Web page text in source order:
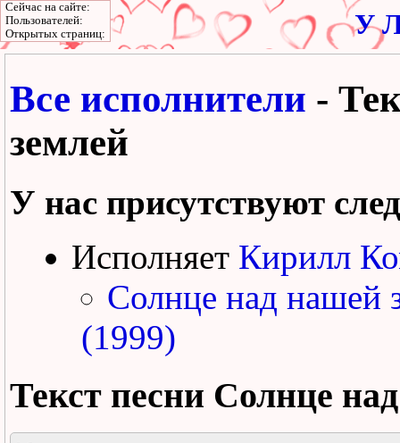
У
Все исполнители -
землей
У нас присутствуют
Исполняет Кирилл
Солнце над нашей
(1999)
Текст песни Солнце
Сейчас на сайте:
Пользователей:
Открытых страниц: